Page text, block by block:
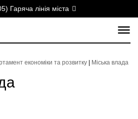
Гаряча лінія міста
економіки та розвитку Міська влада